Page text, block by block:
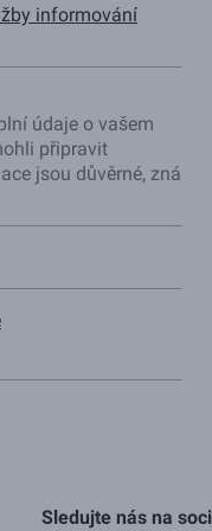
informování
údaje o vašem
připravit
jsou důvěrné, zná
Sledujte nás na